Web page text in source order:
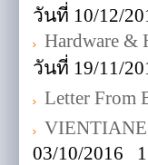
วันที่ 10/12/
Hardware &
วันที่ 19/11/
Letter From
03/10/2016